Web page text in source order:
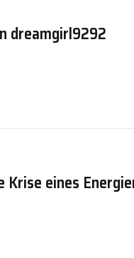
dreamgirl9292
Krise eines